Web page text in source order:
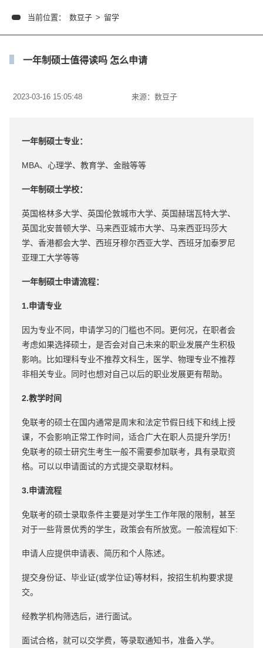
当前位置： 数豆子 > 留学
一年制硕士值得读吗 怎么申请
2023-03-16 15:05:48 来源： 数豆子
一年制硕士专业：
MBA、心理学、教育学、金融等等
一年制硕士学校：
英国格林多大学、英国伦敦城市大学、英国赫瑞瓦特大学、
英国北安普顿大学、马来西亚城市大学、马来西亚玛莎大
学、香港都会大学、西班牙穆尔西亚大学、西班牙加泰罗尼
亚理工大学等等
一年制硕士申请流程：
1.申请专业
因为专业不同，申请学习的门槛也不同。更何况，在职者会
考虑如果选择硕士，是否会对自己未来的职业发展产生积极
影响。比如理科专业不推荐文科生，医学、物理专业不推荐
非相关专业。同时也想对自己以后的职业发展更有帮助。
2.教学时间
免联考的硕士在国内通常是周末和法定节假日线下和线上授
课，不会影响正常工作时间，适合广大在职人员提升学历！
免联考的硕士研究生考生一般不需要参加联考，具有录取资
格。可以以申请面试的方式提交录取材料。
3.申请流程
免联考的硕士录取条件主要是对学生工作年限的限制，甚至
对于一些背景优秀的学生，政策会有所放宽。一般流程如下:
申请人应提供申请表、简历和个人陈述。
提交身份证、毕业证(或学位证)等材料，按招生机构要求提
交。
经教学机构筛选后，进行面试。
面试合格，就可以交学费，等录取通知书，准备入学。